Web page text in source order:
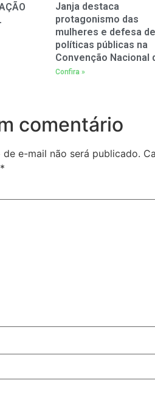
Janja destaca
protagonismo das
mulheres e defesa de
políticas públicas na
Convenção Nacional
Confira »
comentário
de e-mail não será publicado.
*